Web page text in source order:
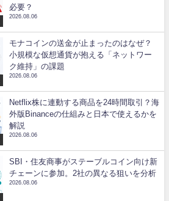
必要？
2026.08.06
モナコインの送金が止まったのはなぜ？
小規模な仮想通貨が抱える「ネットワー
ク維持」の課題
2026.08.06
Netflix株に連動する商品を24時間取引？海
外版Binanceの仕組みと日本で使えるかを
解説
2026.08.06
SBI・住友商事がステーブルコイン向け新
チェーンに参加。2社の異なる狙いを分析
2026.08.06